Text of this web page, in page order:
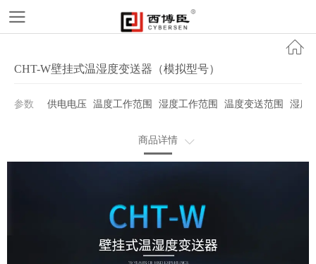
CHT-W壁挂式温湿度变送器（模拟型号）
参数 供电电压 温度工作范围 湿度工作范围 温度变送范围 湿度
商品详情